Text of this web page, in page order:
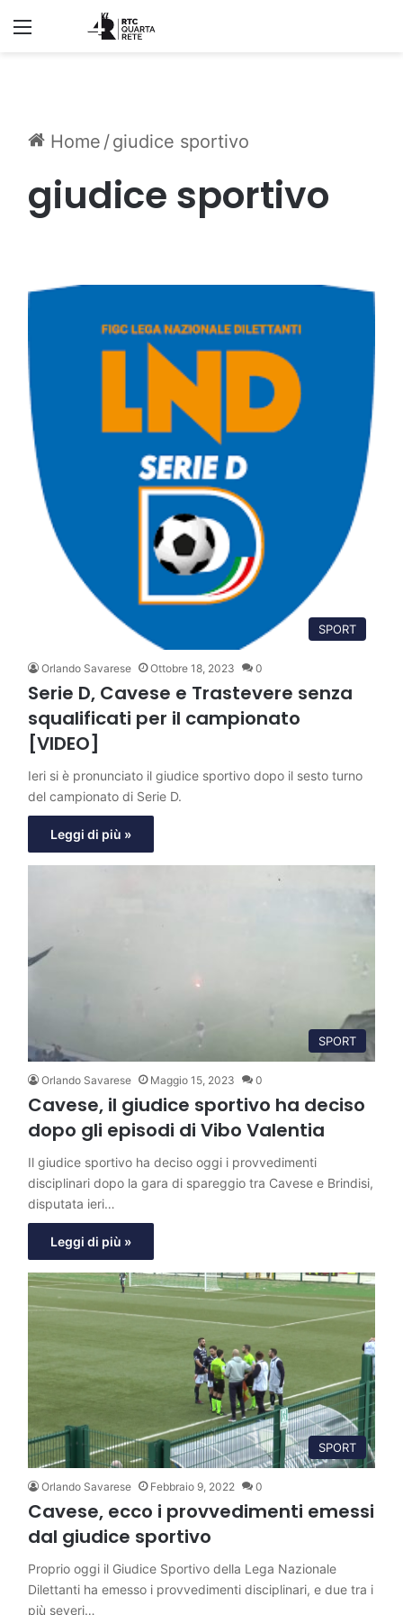
Home /giudice sportivo
giudice sportivo
SPORT
Orlando Savarese Ottobre 18, 2023 0
Serie D, Cavese e Trastevere senza
squalificati per il campionato
[VIDEO]
Ieri si è pronunciato il giudice sportivo dopo il sesto turno
del campionato di Serie D.
Leggi di più »
SPORT
Orlando Savarese Maggio 15, 2023 0
Cavese, il giudice sportivo ha deciso
dopo gli episodi di Vibo Valentia
Il giudice sportivo ha deciso oggi i provvedimenti
disciplinari dopo la gara di spareggio tra Cavese e Brindisi,
disputata ieri…
Leggi di più »
SPORT
Orlando Savarese Febbraio 9, 2022 0
Cavese, ecco i provvedimenti emessi
dal giudice sportivo
Proprio oggi il Giudice Sportivo della Lega Nazionale
Dilettanti ha emesso i provvedimenti disciplinari, e due tra i
più severi…